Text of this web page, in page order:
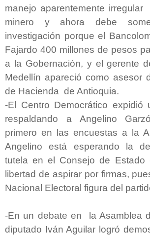
manejo aparentemente
minero y ahora debe
investigación porque el
Fajardo 400 millones de pesos
a la Gobernación, y el gerente
Medellín apareció como asesor
de Hacienda de Antioquia.
-El Centro Democrático expidió
respaldando a Angelino
primero en las encuestas a la
Angelino está esperando la
tutela en el Consejo de Estado
libertad de aspirar por firmas,
Nacional Electoral figura del
-En un debate en la Asamblea
diputado Iván Aguilar logró